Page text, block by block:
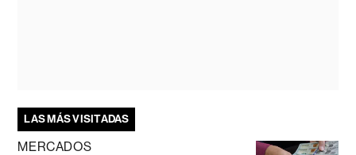
LAS MÁS VISITADAS
MERCADOS